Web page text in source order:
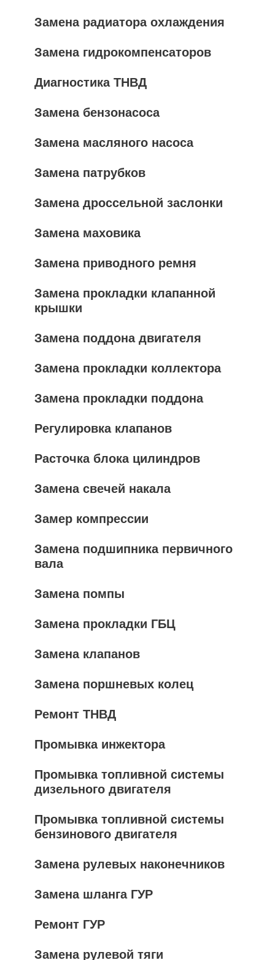
Замена радиатора охлаждения
Замена гидрокомпенсаторов
Диагностика ТНВД
Замена бензонасоса
Замена масляного насоса
Замена патрубков
Замена дроссельной заслонки
Замена маховика
Замена приводного ремня
Замена прокладки клапанной
крышки
Замена поддона двигателя
Замена прокладки коллектора
Замена прокладки поддона
Регулировка клапанов
Расточка блока цилиндров
Замена свечей накала
Замер компрессии
Замена подшипника первичного
вала
Замена помпы
Замена прокладки ГБЦ
Замена клапанов
Замена поршневых колец
Ремонт ТНВД
Промывка инжектора
Промывка топливной системы
дизельного двигателя
Промывка топливной системы
бензинового двигателя
Замена рулевых наконечников
Замена шланга ГУР
Ремонт ГУР
Замена рулевой тяги